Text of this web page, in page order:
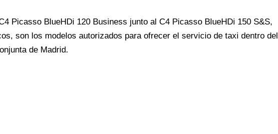
Picasso BlueHDi 120 Business junto al C4 Picasso BlueHDi 150 S&S,
son los modelos autorizados para ofrecer el servicio de taxi dentro del
de Madrid.